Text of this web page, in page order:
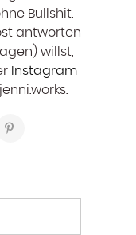
Bullshit.
antworten
willst,
Instagram